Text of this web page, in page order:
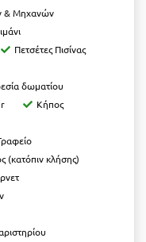
& Μηχανών
Πετσέτες Πισίνας
δωματίου
Κήπος
(κατόπιν κλήσης)